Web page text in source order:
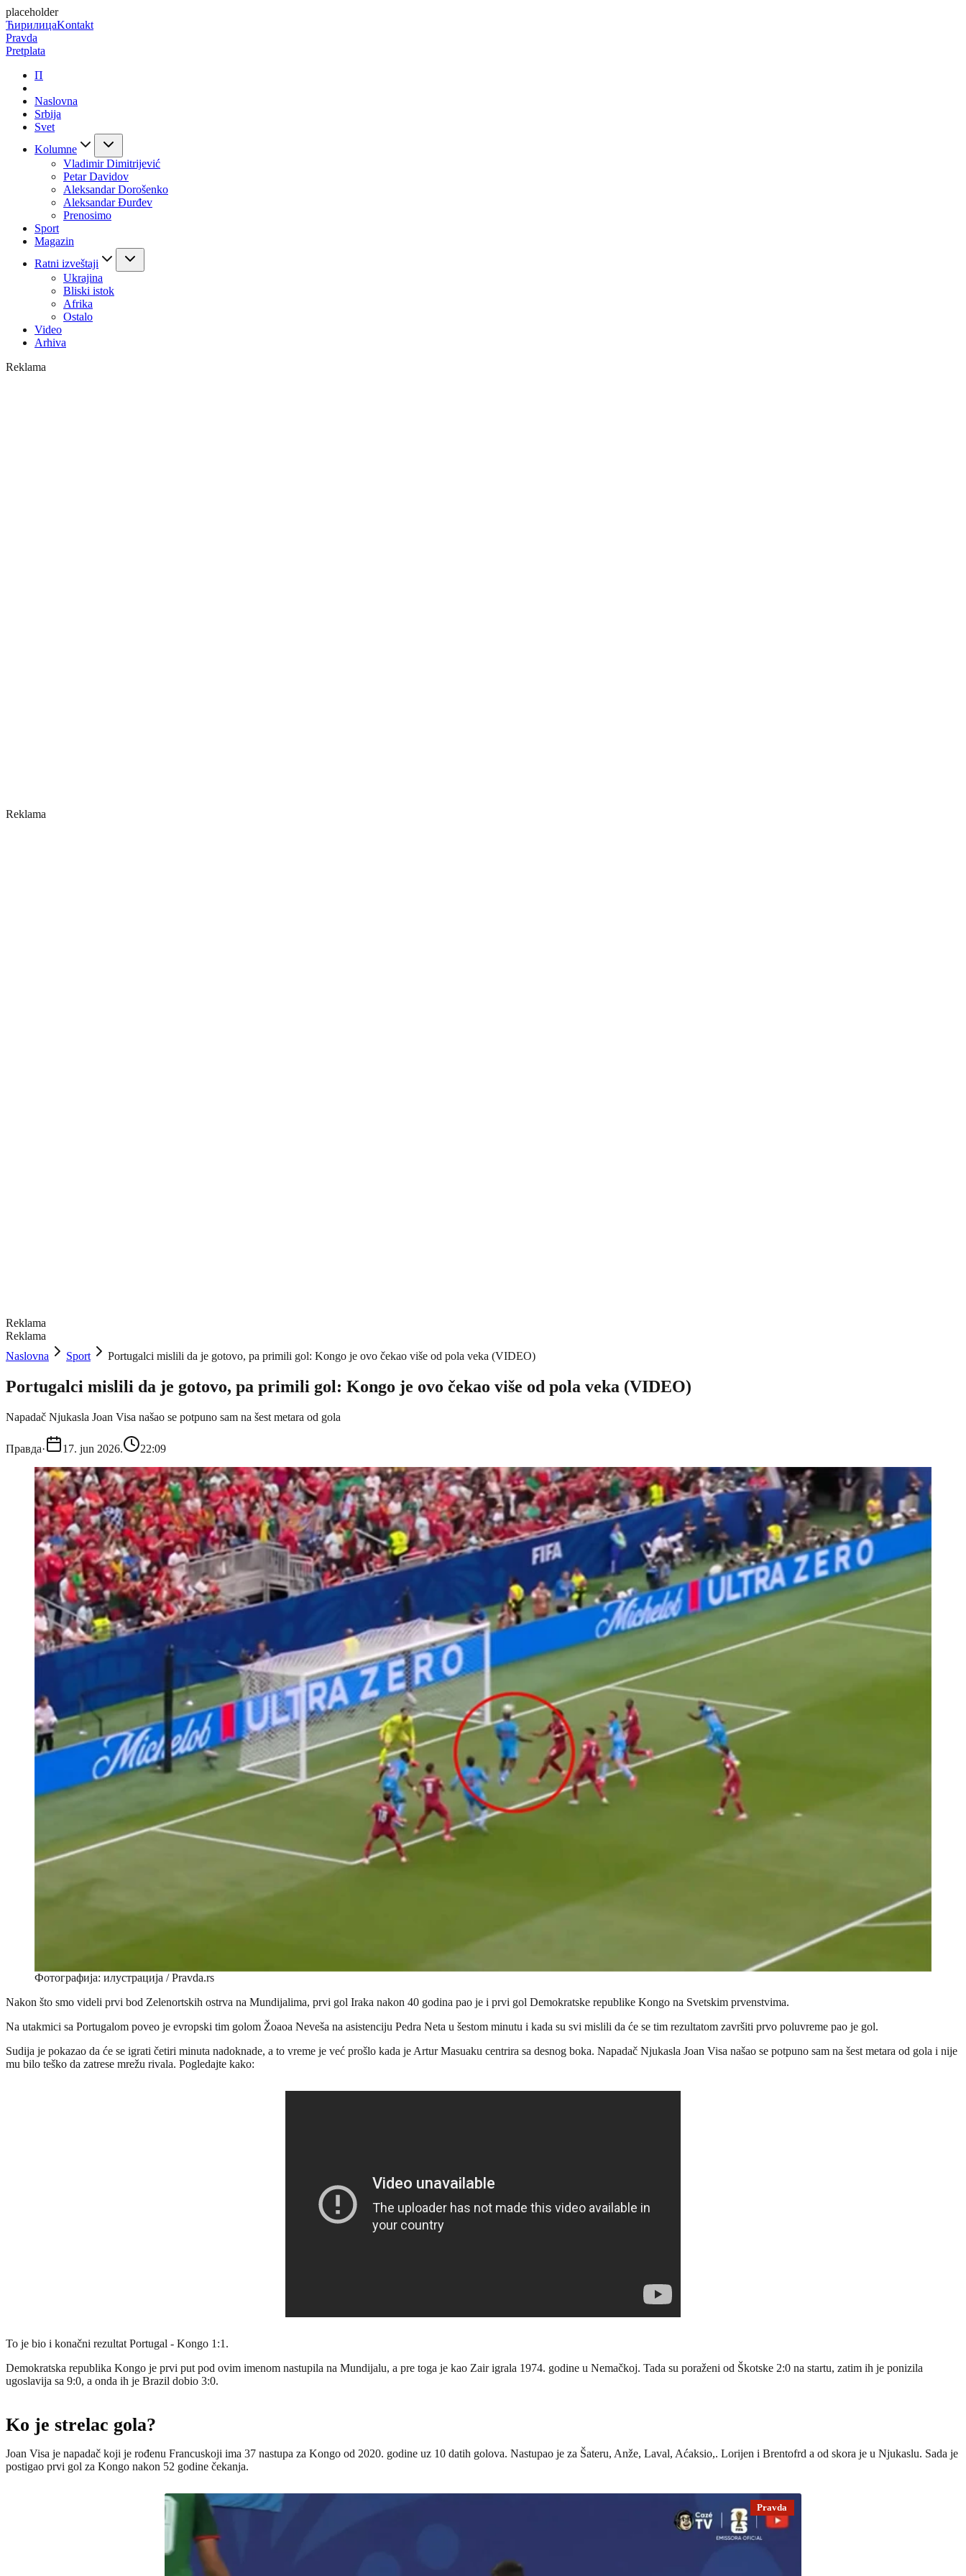
placeholder
ЋирилицаKontakt
Pravda
Pretplata
П
Naslovna
Srbija
Svet
Kolumne
Vladimir Dimitrijević
Petar Davidov
Aleksandar Dorošenko
Aleksandar Đurđev
Prenosimo
Sport
Magazin
Ratni izveštaji
Ukrajina
Bliski istok
Afrika
Ostalo
Video
Arhiva
Reklama
Reklama
Reklama
Reklama
Naslovna
Sport Portugalci mislili da je gotovo, pa primili gol: Kongo je ovo čekao više od pola veka (VIDEO)
Portugalci mislili da je gotovo, pa primili gol: Kongo je ovo čekao više od pola veka (VIDEO)
Napadač Njukasla Joan Visa našao se potpuno sam na šest metara od gola
Правда· 17. jun 2026. 22:09
Фотографија: илустрација / Pravda.rs
Nakon što smo videli prvi bod Zelenortskih ostrva na Mundijalima, prvi gol Iraka nakon 40 godina pao je i prvi gol Demokratske republike Kongo na Svetskim prvenstvima.
Na utakmici sa Portugalom poveo je evropski tim golom Žoaoa Neveša na asistenciju Pedra Neta u šestom minutu i kada su svi mislili da će se tim rezultatom završiti prvo poluvreme pao je gol.
Sudija je pokazao da će se igrati četiri minuta nadoknade, a to vreme je već prošlo kada je Artur Masuaku centrira sa desnog boka. Napadač Njukasla Joan Visa našao se potpuno sam na šest metara od gola i nije
mu bilo teško da zatrese mrežu rivala. Pogledajte kako:
To je bio i konačni rezultat Portugal - Kongo 1:1.
Demokratska republika Kongo je prvi put pod ovim imenom nastupila na Mundijalu, a pre toga je kao Zair igrala 1974. godine u Nemačkoj. Tada su poraženi od Škotske 2:0 na startu, zatim ih je ponizila
ugoslavija sa 9:0, a onda ih je Brazil dobio 3:0.
Ko je strelac gola?
Joan Visa je napadač koji je rođenu Francuskoji ima 37 nastupa za Kongo od 2020. godine uz 10 datih golova. Nastupao je za Šateru, Anže, Laval, Aćaksio,. Lorijen i Brentofrd a od skora je u Njukaslu. Sada je
postigao prvi gol za Kongo nakon 52 godine čekanja.
Pravda